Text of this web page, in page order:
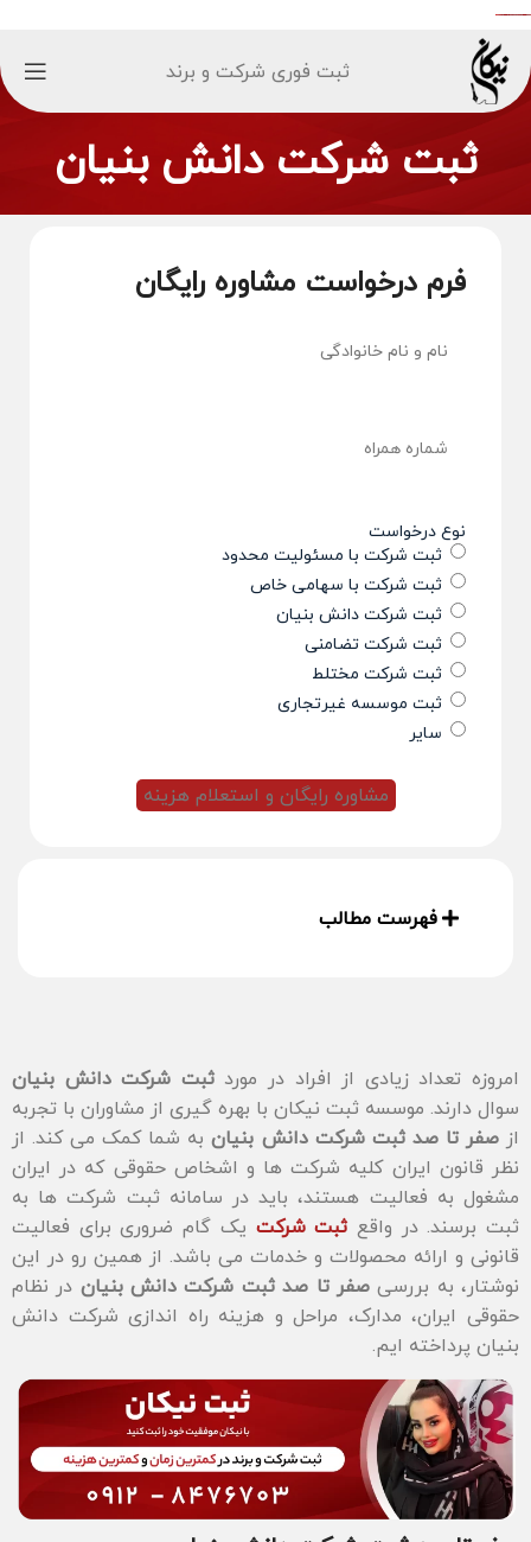
ثبت فوری شرکت و برند
ثبت شرکت دانش بنیان
فرم درخواست مشاوره رایگان
خانوادگی
همراه
نوع درخواست
ثبت شرکت با مسئولیت محدود
ثبت شرکت با سهامی خاص
ثبت شرکت دانش بنیان
ثبت شرکت تضامنی
ثبت شرکت مختلط
ثبت موسسه غیرتجاری
سایر
فهرست مطالب
امروزه تعداد زیادی از افراد در موردثبت شرکت دانش بنیان
سوال دارند. موسسه ثبت نیکان با بهره گیری از مشاوران با تجربه
ازصفر تا صد ثبت شرکت دانش بنیانبه شما کمک می کند. از
نظر قانون ایران کلیه شرکت ها و اشخاص حقوقی که در ایران
مشغول به فعالیت هستند، باید در سامانه ثبت شرکت ها به
ثبت برسند. در واقعثبت شرکت یک گام ضروری برای فعالیت
قانونی و ارائه محصولات و خدمات می باشد. از همین رو در این
نوشتار، به بررسیصفر تا صد ثبت شرکت دانش بنیان در نظام
حقوقی ایران، مدارک، مراحل و هزینه راه اندازی شرکت دانش
بنیان پرداخته ایم.